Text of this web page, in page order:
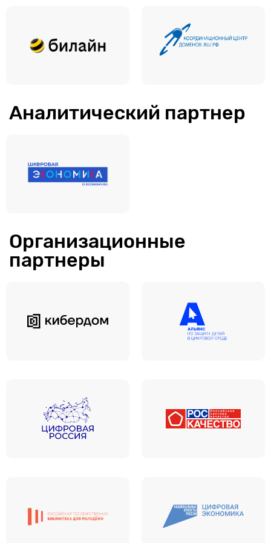
Аналитический партнер
Организационные
партнеры